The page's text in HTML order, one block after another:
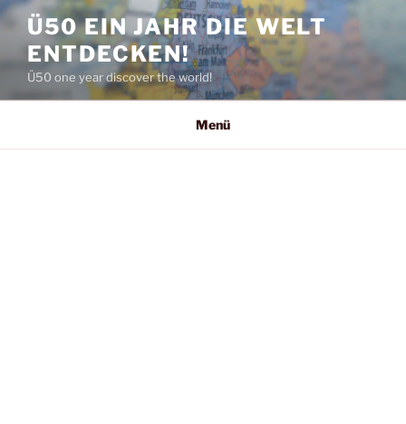
Zum
Inhalt
springen
Ü50 EIN JAHR DIE WELT
ENTDECKEN!
Ü50 one year discover the world!
Menü